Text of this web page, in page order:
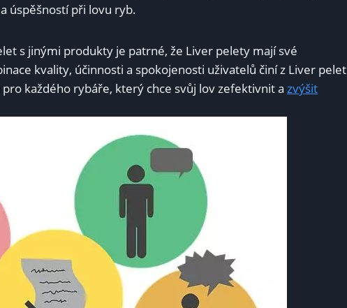
úspěšností při lovu ryb.
s jinými produkty je patrné, že Liver pelety mají své
kvality, účinnosti a​ spokojenosti uživatelů činí⁣ z Liver pelet
každého⁤ rybáře, který chce svůj ‍lov zefektivnit a zvýšit